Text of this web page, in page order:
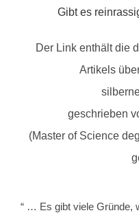
Gibt es
Der Link enthält die
Artikels
geschrieben
(Master of Science
“ … Es gibt viele Gründe,